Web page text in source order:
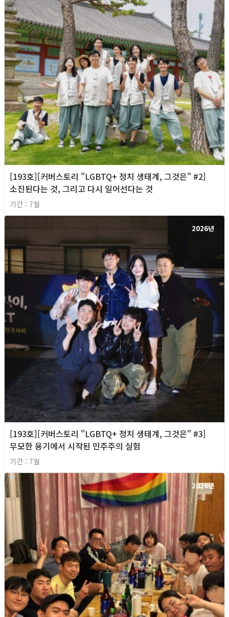
[193호][커버스토리 "LGBTQ+ 정치 생태계, 그것은" #2]
소진된다는 것, 그리고 다시 일어선다는 것
기간 : 7월
2026년
[193호][커버스토리 "LGBTQ+ 정치 생태계, 그것은" #3]
무모한 용기에서 시작된 민주주의 실험
기간 : 7월
2026년